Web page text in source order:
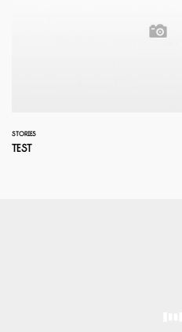
STORIES
test